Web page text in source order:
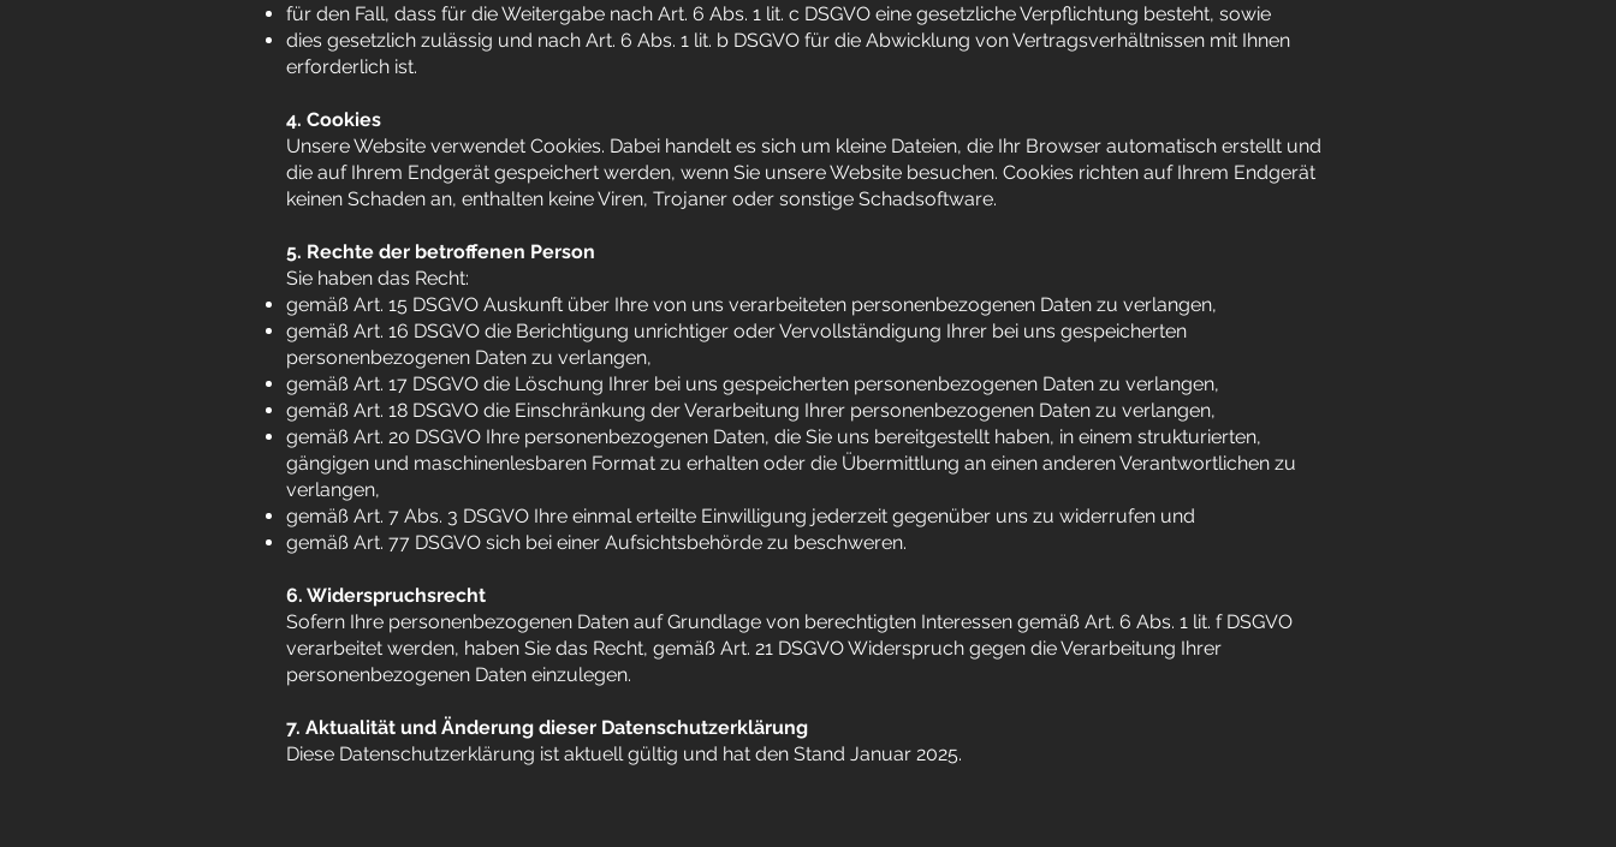
für den Fall, dass für die Weitergabe nach Art. 6 Abs. 1 lit. c DSGVO eine gesetzliche Verpflichtung besteht, sowie
dies gesetzlich zulässig und nach Art. 6 Abs. 1 lit. b DSGVO für die Abwicklung von Vertragsverhältnissen mit Ihnen
erforderlich ist.
4. Cookies
Unsere Website verwendet Cookies. Dabei handelt es sich um kleine Dateien, die Ihr Browser automatisch erstellt und
die auf Ihrem Endgerät gespeichert werden, wenn Sie unsere Website besuchen. Cookies richten auf Ihrem Endgerät
keinen Schaden an, enthalten keine Viren, Trojaner oder sonstige Schadsoftware.
5. Rechte der betroffenen Person
Sie haben das Recht:
gemäß Art. 15 DSGVO Auskunft über Ihre von uns verarbeiteten personenbezogenen Daten zu verlangen,
gemäß Art. 16 DSGVO die Berichtigung unrichtiger oder Vervollständigung Ihrer bei uns gespeicherten
personenbezogenen Daten zu verlangen,
gemäß Art. 17 DSGVO die Löschung Ihrer bei uns gespeicherten personenbezogenen Daten zu verlangen,
gemäß Art. 18 DSGVO die Einschränkung der Verarbeitung Ihrer personenbezogenen Daten zu verlangen,
gemäß Art. 20 DSGVO Ihre personenbezogenen Daten, die Sie uns bereitgestellt haben, in einem strukturierten,
gängigen und maschinenlesbaren Format zu erhalten oder die Übermittlung an einen anderen Verantwortlichen zu
verlangen,
gemäß Art. 7 Abs. 3 DSGVO Ihre einmal erteilte Einwilligung jederzeit gegenüber uns zu widerrufen und
gemäß Art. 77 DSGVO sich bei einer Aufsichtsbehörde zu beschweren.
6. Widerspruchsrecht
Sofern Ihre personenbezogenen Daten auf Grundlage von berechtigten Interessen gemäß Art. 6 Abs. 1 lit. f DSGVO
verarbeitet werden, haben Sie das Recht, gemäß Art. 21 DSGVO Widerspruch gegen die Verarbeitung Ihrer
personenbezogenen Daten einzulegen.
7. Aktualität und Änderung dieser Datenschutzerklärung
Diese Datenschutzerklärung ist aktuell gültig und hat den Stand Januar 2025.